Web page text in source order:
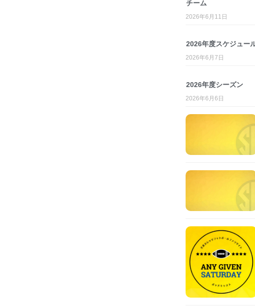
チーム
2026年6月11日
2026年度スケジュー
2026年6月7日
2026年度シーズン
2026年6月6日